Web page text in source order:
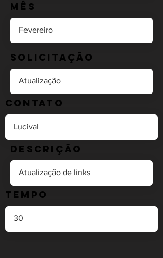
Mês
Solicitação
Contato
Descrição
Tempo